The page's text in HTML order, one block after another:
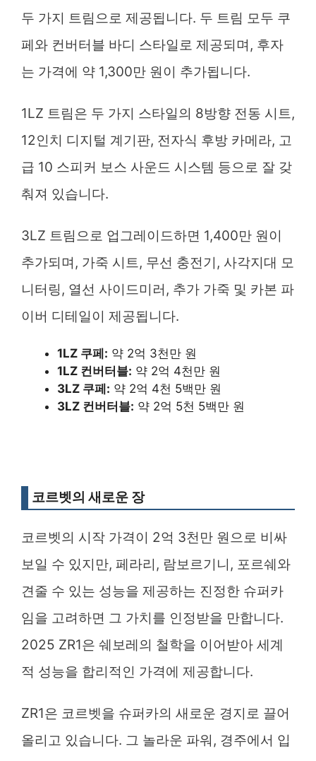
두 가지 트림으로 제공됩니다. 두 트림 모두 쿠
페와 컨버터블 바디 스타일로 제공되며, 후자
는 가격에 약 1,300만 원이 추가됩니다.
1LZ 트림은 두 가지 스타일의 8방향 전동 시트,
12인치 디지털 계기판, 전자식 후방 카메라, 고
급 10 스피커 보스 사운드 시스템 등으로 잘 갖
춰져 있습니다.
3LZ 트림으로 업그레이드하면 1,400만 원이
추가되며, 가죽 시트, 무선 충전기, 사각지대 모
니터링, 열선 사이드미러, 추가 가죽 및 카본 파
이버 디테일이 제공됩니다.
1LZ 쿠페: 약 2억 3천만 원
1LZ 컨버터블: 약 2억 4천만 원
3LZ 쿠페: 약 2억 4천 5백만 원
3LZ 컨버터블: 약 2억 5천 5백만 원
코르벳의 새로운 장
코르벳의 시작 가격이 2억 3천만 원으로 비싸
보일 수 있지만, 페라리, 람보르기니, 포르쉐와
견줄 수 있는 성능을 제공하는 진정한 슈퍼카
임을 고려하면 그 가치를 인정받을 만합니다.
2025 ZR1은 쉐보레의 철학을 이어받아 세계
적 성능을 합리적인 가격에 제공합니다.
ZR1은 코르벳을 슈퍼카의 새로운 경지로 끌어
올리고 있습니다. 그 놀라운 파워, 경주에서 입